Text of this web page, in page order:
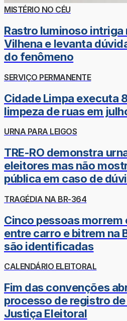
MISTÉRIO NO CÉU
Rastro luminoso
Vilhena e levanta
do fenômeno
SERVIÇO PERMANENTE
Cidade Limpa executa
limpeza de ruas em
URNA PARA LEIGOS
TRE-RO demonstra
eleitores mas não
pública em caso de
TRAGÉDIA NA BR-364
Cinco pessoas
entre carro e bitrem na
são identificadas
CALENDÁRIO ELEITORAL
Fim das convenções
processo de registro
Justiça Eleitoral